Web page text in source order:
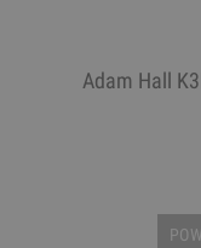
Adam Hall